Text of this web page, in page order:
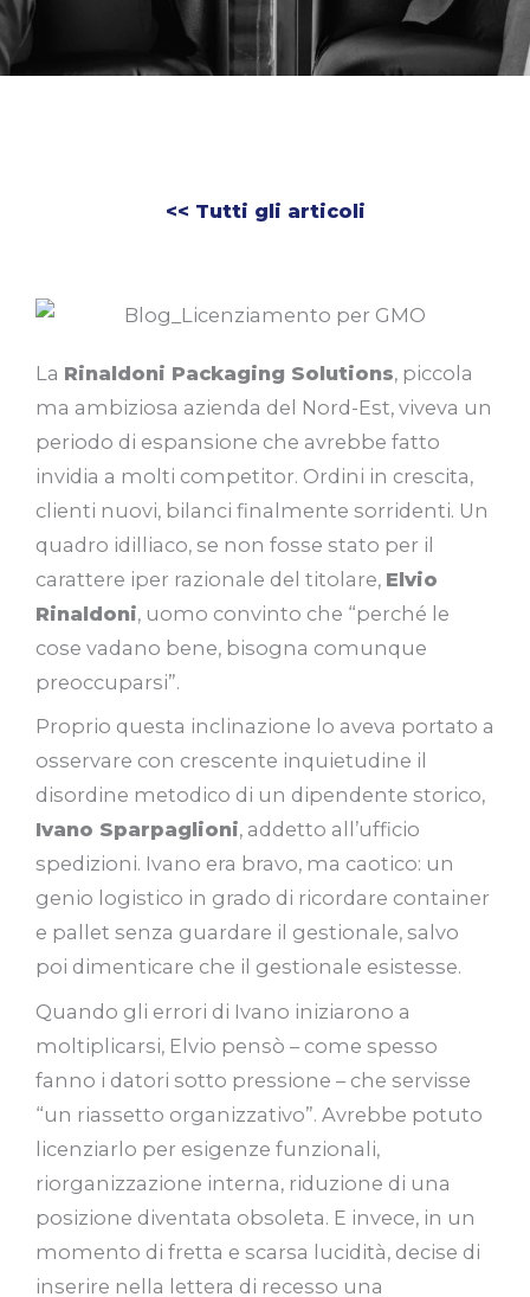
<< Tutti gli articoli
La Rinaldoni Packaging Solutions, piccola
ma ambiziosa azienda del Nord-Est, viveva un
periodo di espansione che avrebbe fatto
invidia a molti competitor. Ordini in crescita,
clienti nuovi, bilanci finalmente sorridenti. Un
quadro idilliaco, se non fosse stato per il
carattere iper razionale del titolare, Elvio
Rinaldoni, uomo convinto che “perché le
cose vadano bene, bisogna comunque
preoccuparsi”.
Proprio questa inclinazione lo aveva portato a
osservare con crescente inquietudine il
disordine metodico di un dipendente storico,
Ivano Sparpaglioni, addetto all’ufficio
spedizioni. Ivano era bravo, ma caotico: un
genio logistico in grado di ricordare container
e pallet senza guardare il gestionale, salvo
poi dimenticare che il gestionale esistesse.
Quando gli errori di Ivano iniziarono a
moltiplicarsi, Elvio pensò – come spesso
fanno i datori sotto pressione – che servisse
“un riassetto organizzativo”. Avrebbe potuto
licenziarlo per esigenze funzionali,
riorganizzazione interna, riduzione di una
posizione diventata obsoleta. E invece, in un
momento di fretta e scarsa lucidità, decise di
inserire nella lettera di recesso una